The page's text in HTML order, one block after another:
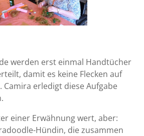
werden erst einmal Handtücher
damit es keine Flecken auf
Camira erledigt diese Aufgabe
einer Erwähnung wert, aber:
Hündin, die zusammen